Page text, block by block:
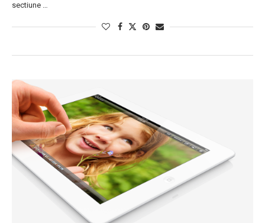
sectiune …